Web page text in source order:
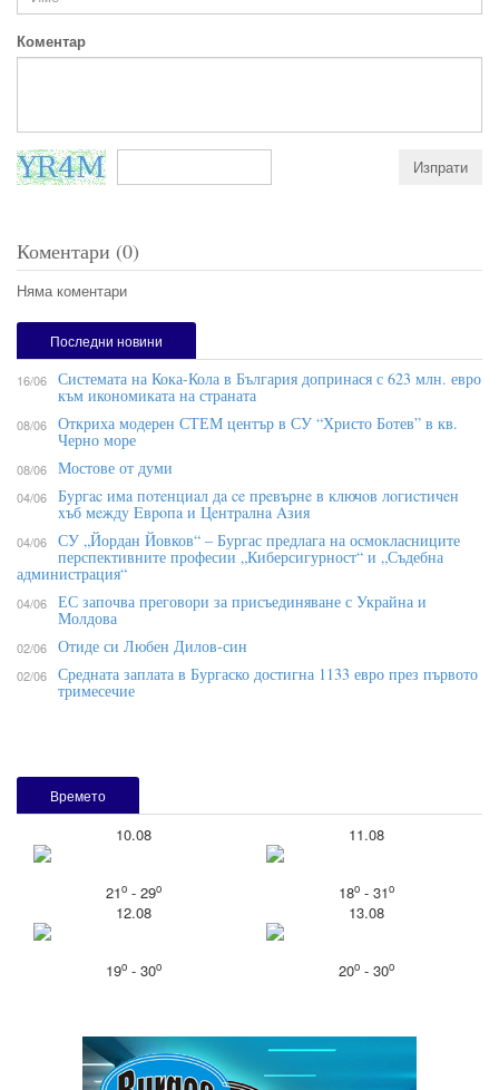
Коментар
Коментари (0)
Няма коментари
Времето
10.08
21o- 29o
11.08
18o- 31o
12.08
19o- 30o
13.08
20o- 30o
Последни новини
16/06 Системата на Кока-Кола в България допринася с 623 млн. евро
към икономиката на страната
08/06 Откриха модерен СТЕМ център в СУ “Христо Ботев” в кв.
Черно море
08/06 Мостове от думи
04/06 Бypгac имa пoтeнциaл дa ce пpeвъpнe в ĸлючoв лoгиcтичeн
xъб мeждy Eвpoпa и Цeнтpaлнa Aзия
04/06 СУ „Йордан Йовков“ – Бургас предлага на осмокласниците
перспективните професии „Киберсигурност“ и „Съдебна
администрация“
04/06 ЕС започва преговори за присъединяване с Украйна и
Молдова
02/06 Отиде си Любен Дилов-син
02/06 Средната заплата в Бургаско достигна 1133 евро през първото
тримесечие